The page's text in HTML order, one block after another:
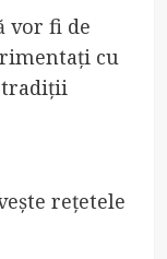
vor fi de
cu
tradiții
rețetele